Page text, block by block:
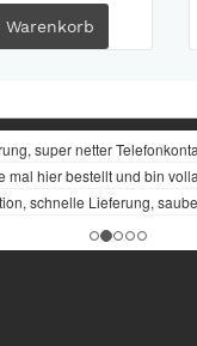
Warenkorb